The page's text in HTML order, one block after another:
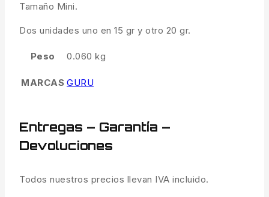
Tamaño Mini.
Dos unidades uno en 15 gr y otro 20 gr.
Peso 0.060 kg
MARCAS GURU
Entregas – Garantía –
Devoluciones
Todos nuestros precios llevan IVA incluido.